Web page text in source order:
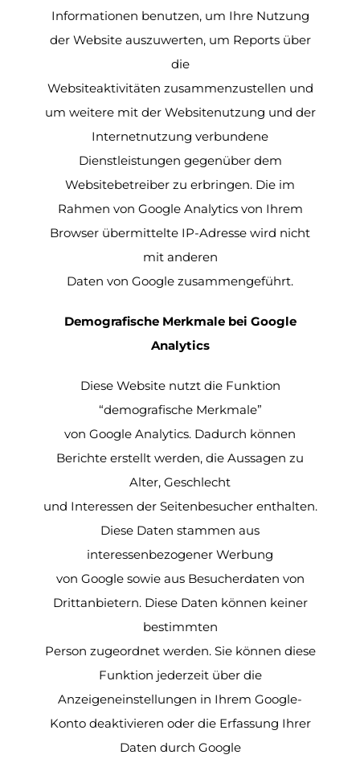
Informationen benutzen, um Ihre Nutzung
der Website auszuwerten, um Reports über
die
Websiteaktivitäten zusammenzustellen und
um weitere mit der Websitenutzung und der
Internetnutzung verbundene
Dienstleistungen gegenüber dem
Websitebetreiber zu erbringen. Die im
Rahmen von Google Analytics von Ihrem
Browser übermittelte IP-Adresse wird nicht
mit anderen
Daten von Google zusammengeführt.
Demografische Merkmale bei Google
Analytics
Diese Website nutzt die Funktion
“demografische Merkmale”
von Google Analytics. Dadurch können
Berichte erstellt werden, die Aussagen zu
Alter, Geschlecht
und Interessen der Seitenbesucher enthalten.
Diese Daten stammen aus
interessenbezogener Werbung
von Google sowie aus Besucherdaten von
Drittanbietern. Diese Daten können keiner
bestimmten
Person zugeordnet werden. Sie können diese
Funktion jederzeit über die
Anzeigeneinstellungen in Ihrem Google-
Konto deaktivieren oder die Erfassung Ihrer
Daten durch Google